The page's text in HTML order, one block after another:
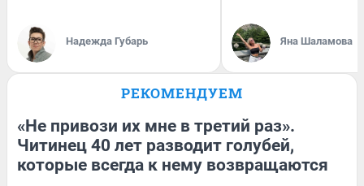
Надежда Губарь Яна Шаламова
РЕКОМЕНДУЕМ
«Не привози их мне в третий раз».
Читинец 40 лет разводит голубей,
которые всегда к нему возвращаются